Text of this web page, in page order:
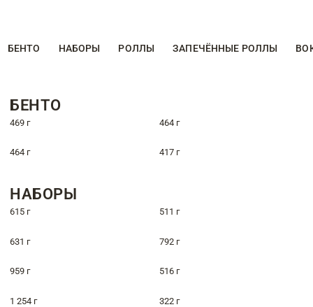
БЕНТО НАБОРЫ РОЛЛЫ ЗАПЕЧЁННЫЕ РОЛЛЫ
БЕНТО
469 г 464 г
464 г 417 г
НАБОРЫ
615 г 511 г
631 г 792 г
959 г 516 г
1 254 г 322 г